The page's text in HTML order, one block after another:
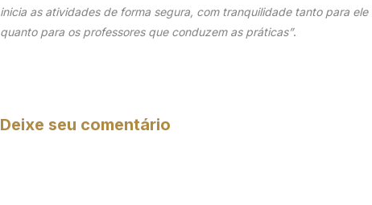
inicia as atividades de forma segura, com tranquilidade tanto para ele
quanto para os professores que conduzem as práticas”.
Deixe seu comentário